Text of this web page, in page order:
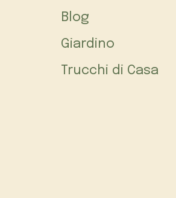
Blog
Giardino
Trucchi di Casa